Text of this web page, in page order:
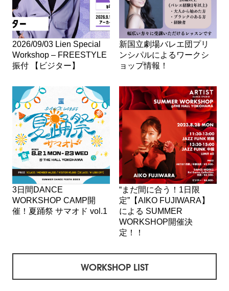
2026/09/03 Lien Special
Workshop – FREESTYLE
振付 【ビジター】
新国立劇場バレエ団プリ
ンシパルによるワークシ
ョップ情報！
3日間DANCE
WORKSHOP CAMP開
催！夏踊祭 サマオド vol.1
“まだ間に合う！1日限
定”【AIKO FUJIWARA】
による SUMMER
WORKSHOP開催決
定！！
WORKSHOP LIST